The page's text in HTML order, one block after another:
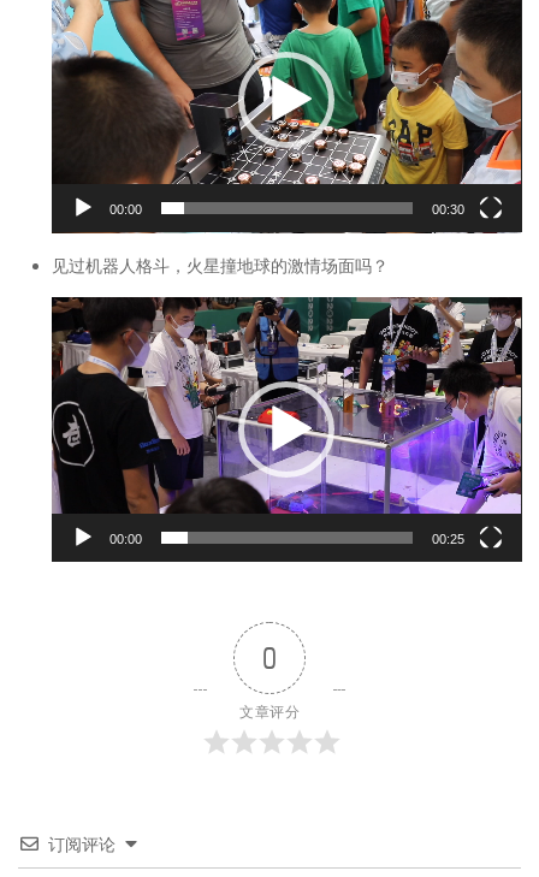
频
播
放
00:00 00:30
见过机器人格斗，火星撞地球的激情场面吗？
视
频
播
放
器
00:00 00:25
0
文章评分
订阅评论